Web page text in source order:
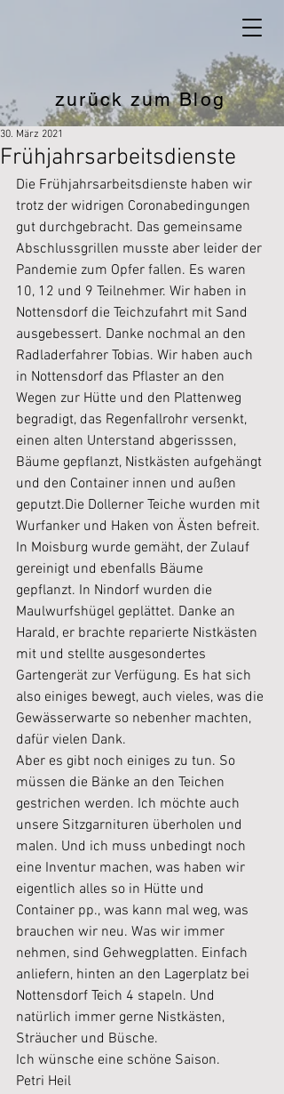
zurück zum Blog
Frühjahrsarbeitsdienste
30. März 2021
Die Frühjahrsarbeitsdienste haben wir
trotz der widrigen Coronabedingungen
gut durchgebracht. Das gemeinsame
Abschlussgrillen musste aber leider der
Pandemie zum Opfer fallen. Es waren
10, 12 und 9 Teilnehmer. Wir haben in
Nottensdorf die Teichzufahrt mit Sand
ausgebessert. Danke nochmal an den
Radladerfahrer Tobias. Wir haben auch
in Nottensdorf das Pflaster an den
Wegen zur Hütte und den Plattenweg
begradigt, das Regenfallrohr versenkt,
einen alten Unterstand abgerisssen,
Bäume gepflanzt, Nistkästen aufgehängt
und den Container innen und außen
geputzt.Die Dollerner Teiche wurden mit
Wurfanker und Haken von Ästen befreit.
In Moisburg wurde gemäht, der Zulauf
gereinigt und ebenfalls Bäume
gepflanzt. In Nindorf wurden die
Maulwurfshügel geplättet. Danke an
Harald, er brachte reparierte Nistkästen
mit und stellte ausgesondertes
Gartengerät zur Verfügung. Es hat sich
also einiges bewegt, auch vieles, was die
Gewässerwarte so nebenher machten,
dafür vielen Dank.
Aber es gibt noch einiges zu tun. So
müssen die Bänke an den Teichen
gestrichen werden. Ich möchte auch
unsere Sitzgarnituren überholen und
malen. Und ich muss unbedingt noch
eine Inventur machen, was haben wir
eigentlich alles so in Hütte und
Container pp., was kann mal weg, was
brauchen wir neu. Was wir immer
nehmen, sind Gehwegplatten. Einfach
anliefern, hinten an den Lagerplatz bei
Nottensdorf Teich 4 stapeln. Und
natürlich immer gerne Nistkästen,
Sträucher und Büsche.
Ich wünsche eine schöne Saison.
Petri Heil